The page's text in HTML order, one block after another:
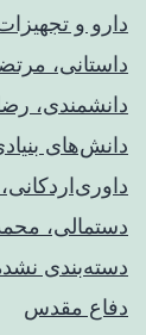
دارو و
داستانی،
دانشمندی،
دانش‌های
دستمالی،
دسته‌بندی
دفاع مقدس